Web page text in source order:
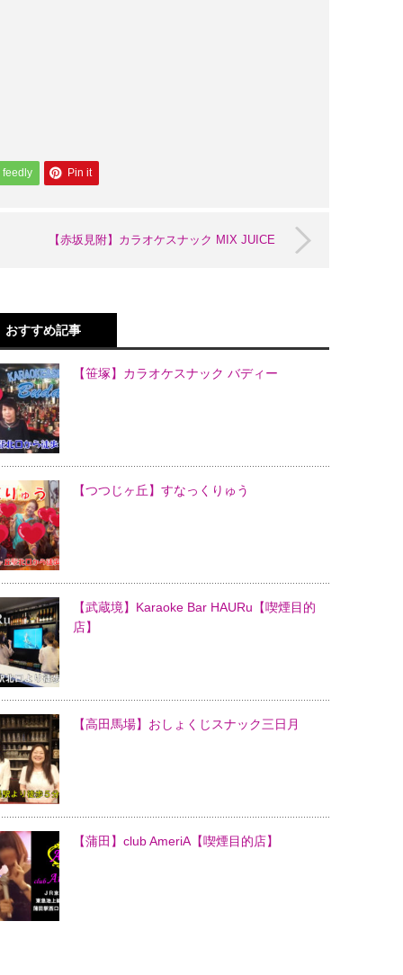
feedly Pin it
【赤坂見附】カラオケスナック MIX JUICE
おすすめ記事
【笹塚】カラオケスナック バディー
【つつじヶ丘】すなっくりゅう
【武蔵境】Karaoke Bar HAURu【喫煙目的
店】
【高田馬場】おしょくじスナック三日月
【蒲田】club AmeriA【喫煙目的店】